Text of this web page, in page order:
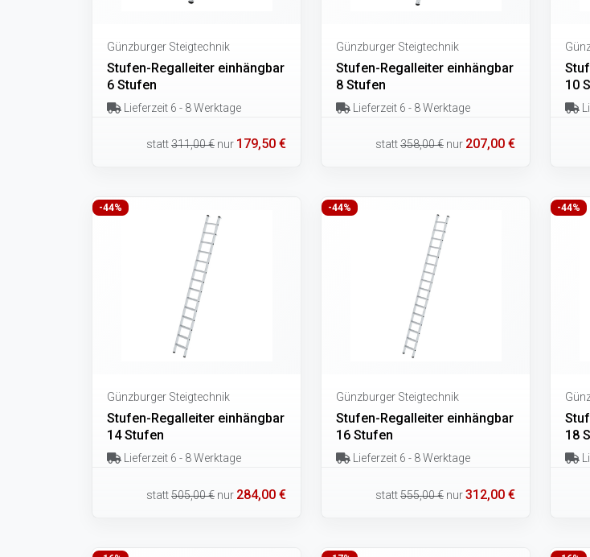
Günzburger Steigtechnik
Stufen-Regalleiter einhängbar
6 Stufen
Lieferzeit 6 - 8 Werktage
statt311,00 € nur 179,50 €
Günzburger Steigtechnik
Stufen-Regalleiter einhängbar
8 Stufen
Lieferzeit 6 - 8 Werktage
statt358,00 € nur 207,00 €
10
-44%
Günzburger Steigtechnik
Stufen-Regalleiter einhängbar
14 Stufen
Lieferzeit 6 - 8 Werktage
statt505,00 € nur 284,00 €
-44%
Günzburger Steigtechnik
Stufen-Regalleiter einhängbar
16 Stufen
Lieferzeit 6 - 8 Werktage
statt555,00 € nur312,00 €
-44%
18